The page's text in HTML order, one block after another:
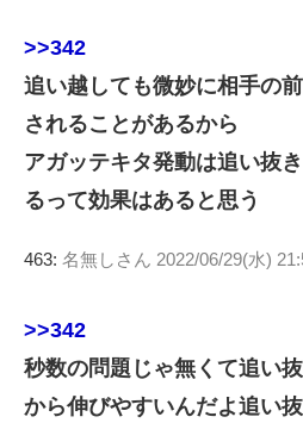
>>342
追い越しても微妙に相手の
されることがあるから
アガッテキタ発動は追い抜
るって効果はあると思う
463: 名無しさん 2022/06/29(水)
>>342
秒数の問題じゃ無くて追い
から伸びやすいんだよ追い